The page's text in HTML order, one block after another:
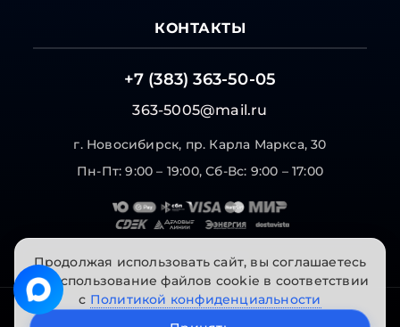
КОНТАКТЫ
+7 (383) 363-50-05
363-5005@mail.ru
г. Новосибирск, пр. Карла Маркса, 30
Пн-Пт: 9:00 – 19:00, Сб-Вс: 9:00 – 17:00
© 2026 "Инструменты на Горской". Все права
Продолжая использовать сайт, вы соглашаетесь
на использование файлов cookie в соответствии
с Политикой конфиденциальности